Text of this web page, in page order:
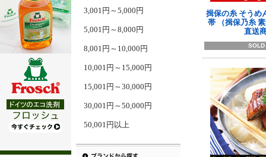
3,001円～5,000円
5,001円～8,000円
8,001円～10,000円
10,001円～15,000円
15,001円～30,000円
30,001円～50,000円
50,001円以上
揖保の糸 そうめ
帯 （揖保乃糸
直送
SOLD